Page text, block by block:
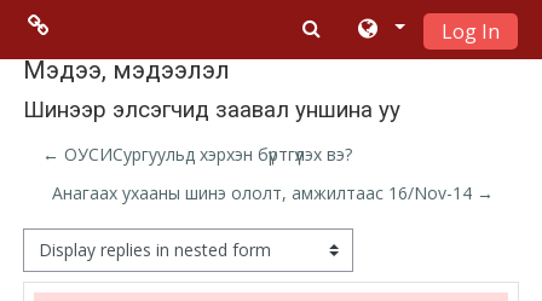
Menu 2
Moodle
community
Moodle
free support
Log In
Мэдээ, мэдээлэл
Шинээр элсэгчид заавал уншина уу
← ОУСИСургуульд хэрхэн бүртгүүлэх вэ?
Анагаах ухааны шинэ ололт, амжилтаас 16/Nov-14 →
Display mode